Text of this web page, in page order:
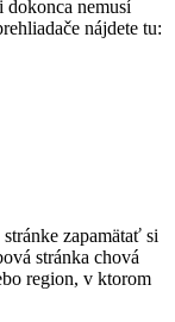
dokonca nemusí
nájdete tu:
zapamätať si
stránka chová
region, v ktorom